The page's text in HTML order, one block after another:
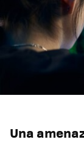
Una